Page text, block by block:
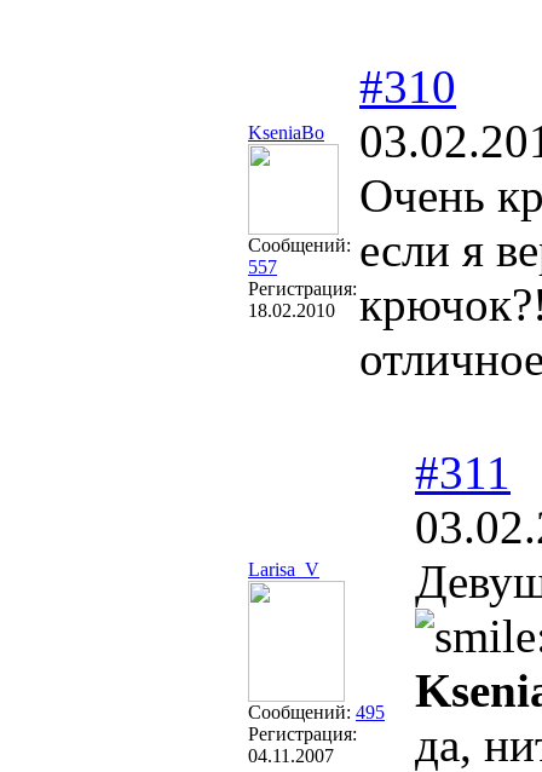
KseniaBo
Сообщений:
557
Регистрация:
18.02.2010
#310
Очень
если я
Larisa_V
Сообщений: 495
Регистрация:
04.11.2007
#311
да,